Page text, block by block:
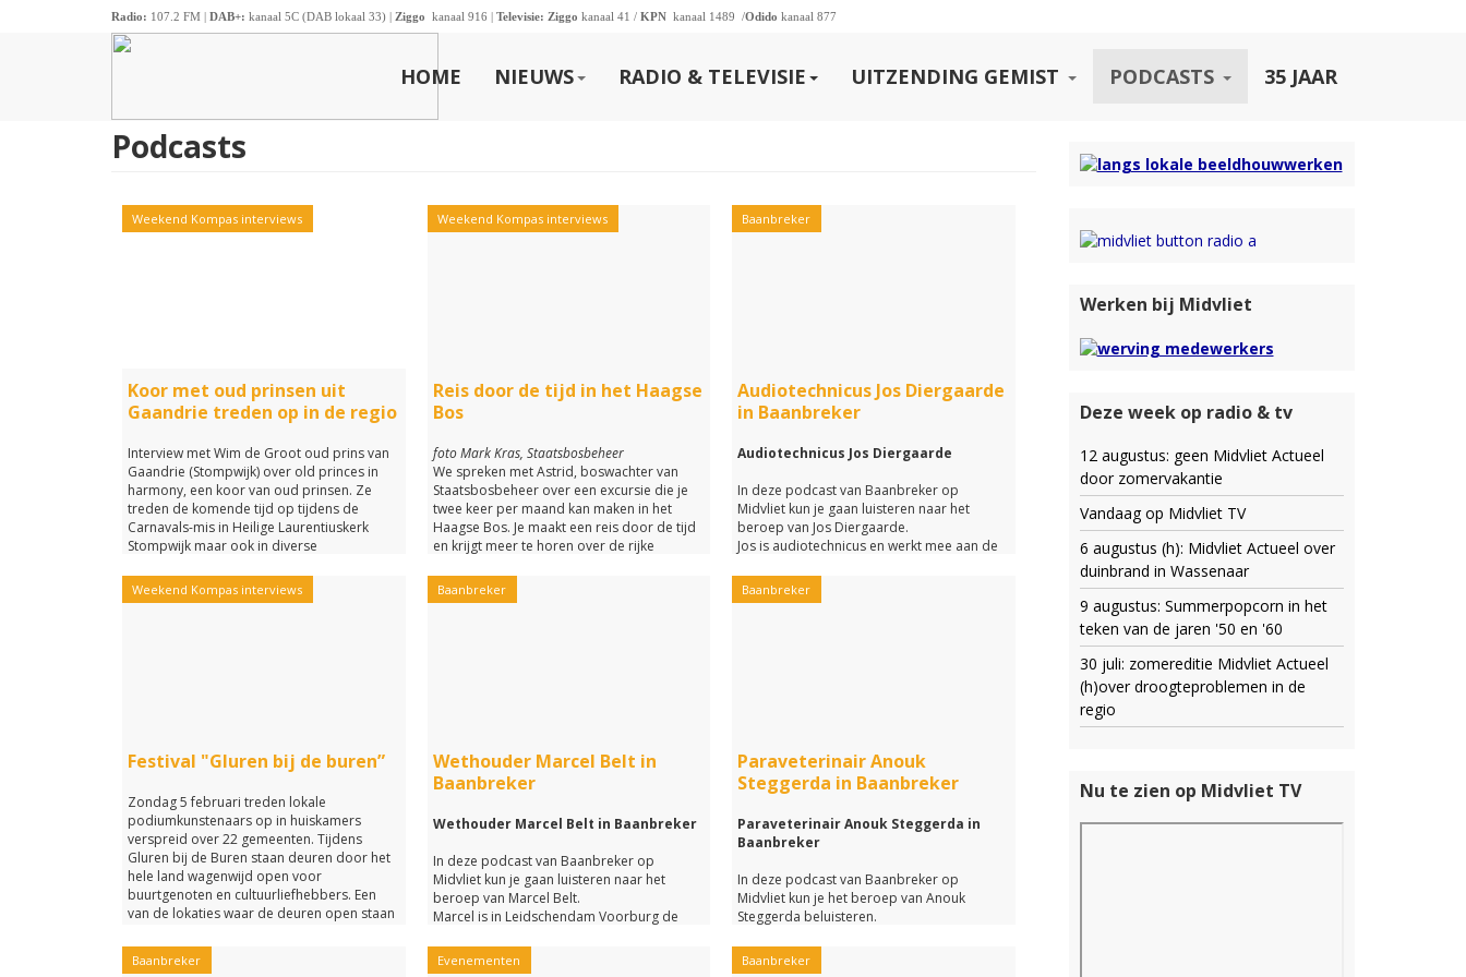
Radio: 107.2 FM | DAB+: kanaal 5C (DAB lokaal 33) | Ziggo kanaal 916 | Televisie: Ziggo kanaal 41 / KPN kanaal 1489 /Odido kanaal 877
HOME NIEUWS RADIO & TELEVISIE UITZENDING GEMIST PODCASTS 35 JAAR
Podcasts
Weekend Kompas interviews
Koor met oud prinsen uit
Gaandrie treden op in de regio
Interview met Wim de Groot oud prins van
Gaandrie (Stompwijk) over old princes in
harmony, een koor van oud prinsen. Ze
treden de komende tijd op tijdens de
Carnavals-mis in Heilige Laurentiuskerk
Stompwijk maar ook in diverse
Weekend Kompas interviews
Reis door de tijd in het Haagse
Bos
foto Mark Kras, Staatsbosbeheer
We spreken met Astrid, boswachter van
Staatsbosbeheer over een excursie die je
twee keer per maand kan maken in het
Haagse Bos. Je maakt een reis door de tijd
en krijgt meer te horen over de rijke
en natuurbeheer.
Baanbreker
Audiotechnicus Jos Diergaarde
in Baanbreker
Audiotechnicus Jos Diergaarde
In deze podcast van Baanbreker op
Midvliet kun je gaan luisteren naar het
beroep van Jos Diergaarde.
Jos is audiotechnicus en werkt mee aan de
In de podcast vertelt Jos onder andere hoe
leuk hij het vind om dit werkt te doen en wat
Weekend Kompas interviews
Festival "Gluren bij de buren”
Zondag 5 februari treden lokale
podiumkunstenaars op in huiskamers
verspreid over 22 gemeenten. Tijdens
Gluren bij de Buren staan deuren door het
hele land wagenwijd open voor
buurtgenoten en cultuurliefhebbers. Een
van de lokaties waar de deuren open staan
info over dit festival vind je op
glurenbijdeburen.nl.
Baanbreker
Wethouder Marcel Belt in
Baanbreker
Wethouder Marcel Belt in Baanbreker
In deze podcast van Baanbreker op
Midvliet kun je gaan luisteren naar het
beroep van Marcel Belt.
Marcel is in Leidschendam Voorburg de
Gezondheidszorg, Burgerkracht, Openbare
Ruimte en Cultuur.
Baanbreker
Paraveterinair Anouk
Steggerda in Baanbreker
Paraveterinair Anouk Steggerda in
Baanbreker
In deze podcast van Baanbreker op
Midvliet kun je het beroep van Anouk
Steggerda beluisteren.
bij Dierenkliniek Parkweg in Voorburg.
Ze vertelt je hoe haar werkdagen er uit zien,
Baanbreker Evenementen Baanbreker
Werken bij Midvliet
Deze week op radio & tv
12 augustus: geen Midvliet Actueel
door zomervakantie
Vandaag op Midvliet TV
6 augustus (h): Midvliet Actueel over
duinbrand in Wassenaar
9 augustus: Summerpopcorn in het
teken van de jaren '50 en '60
30 juli: zomereditie Midvliet Actueel
(h)over droogteproblemen in de
regio
Nu te zien op Midvliet TV